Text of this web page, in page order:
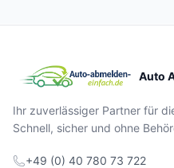
Auto
Ihr zuverlässiger Partner für
Schnell, sicher und ohne
+49 (0) 40 780 73 722